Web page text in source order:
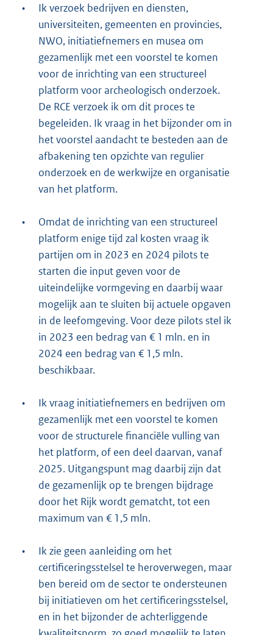
•
Ik verzoek bedrijven en diensten,
universiteiten, gemeenten en provincies,
NWO, initiatiefnemers en musea om
gezamenlijk met een voorstel te komen
voor de inrichting van een structureel
platform voor archeologisch onderzoek.
De RCE verzoek ik om dit proces te
begeleiden. Ik vraag in het bijzonder om in
het voorstel aandacht te besteden aan de
afbakening ten opzichte van regulier
onderzoek en de werkwijze en organisatie
van het platform.
•
Omdat de inrichting van een structureel
platform enige tijd zal kosten vraag ik
partijen om in 2023 en 2024 pilots te
starten die input geven voor de
uiteindelijke vormgeving en daarbij waar
mogelijk aan te sluiten bij actuele opgaven
in de leefomgeving. Voor deze pilots stel ik
in 2023 een bedrag van € 1 mln. en in
2024 een bedrag van € 1,5 mln.
beschikbaar.
•
Ik vraag initiatiefnemers en bedrijven om
gezamenlijk met een voorstel te komen
voor de structurele financiële vulling van
het platform, of een deel daarvan, vanaf
2025. Uitgangspunt mag daarbij zijn dat
de gezamenlijk op te brengen bijdrage
door het Rijk wordt gematcht, tot een
maximum van € 1,5 mln.
•
Ik zie geen aanleiding om het
certificeringsstelsel te heroverwegen, maar
ben bereid om de sector te ondersteunen
bij initiatieven om het certificeringsstelsel,
en in het bijzonder de achterliggende